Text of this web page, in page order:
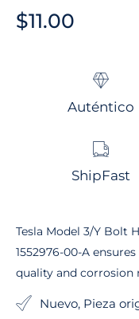
$11.00
Auténtico
ShipFast
Tesla Model 3/Y Bolt
1552976-00-A
quality and corrosion
Nuevo, Pieza